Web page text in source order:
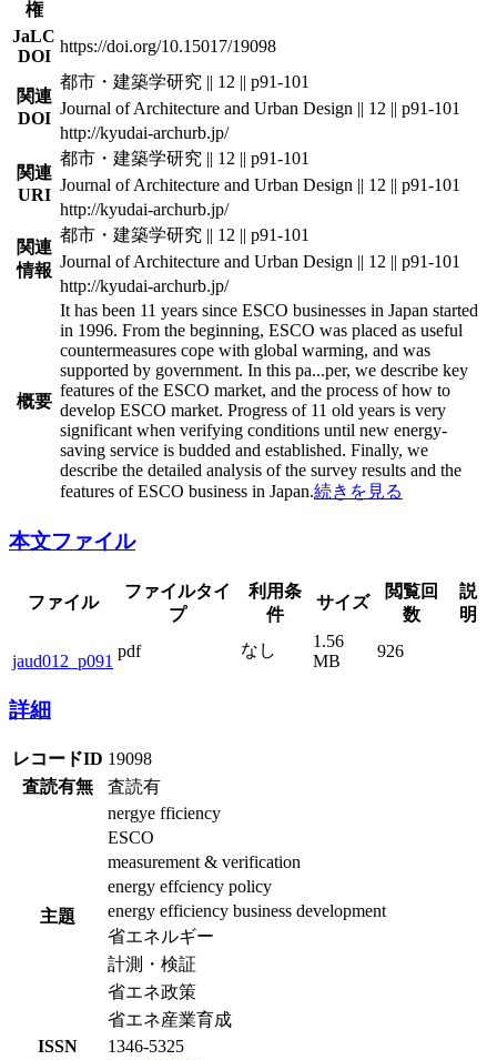
権
JaLC
DOI
https://doi.org/10.15017/19098
関連
DOI
都市・建築学研究 || 12 || p91-101
Journal of Architecture and Urban Design || 12 || p91-101
http://kyudai-archurb.jp/
関連
URI
都市・建築学研究 || 12 || p91-101
Journal of Architecture and Urban Design || 12 || p91-101
http://kyudai-archurb.jp/
関連
情報
都市・建築学研究 || 12 || p91-101
Journal of Architecture and Urban Design || 12 || p91-101
http://kyudai-archurb.jp/
概要
It has been 11 years since ESCO businesses in Japan started
in 1996. From the beginning, ESCO was placed as useful
countermeasures cope with global warming, and was
supported by government. In this pa...per, we describe key
features of the ESCO market, and the process of how to
develop ESCO market. Progress of 11 old years is very
significant when verifying conditions until new energy-
saving service is budded and established. Finally, we
describe the detailed analysis of the survey results and the
features of ESCO business in Japan.続きを見る
本文ファイル
ファイル
ファイルタイ
プ
利用条
件
サイズ
閲覧回
数
説
明
jaud012_p091
pdf なし
1.56
MB
926
詳細
レコードID 19098
査読有無
査読有
主題
nergye fficiency
ESCO
measurement & verification
energy effciency policy
energy efficiency business development
省エネルギー
計測・検証
省エネ政策
省エネ産業育成
ISSN
1346-5325